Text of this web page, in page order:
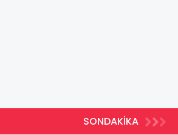
SONDAKİKA